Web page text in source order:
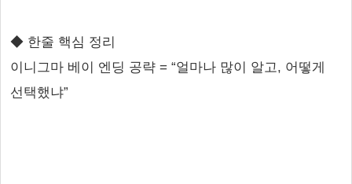
◆ 한줄 핵심 정리
이니그마 베이 엔딩 공략 = “얼마나 많이 알고, 어떻게
선택했냐”